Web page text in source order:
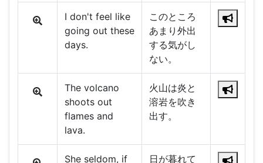
I don't feel like
going out these
days.
このところ
あまり外出
する気がし
ない。
The volcano
shoots out
flames and
lava.
火山は炎と
溶岩を吹き
出す。
She seldom, if
日が暮れて